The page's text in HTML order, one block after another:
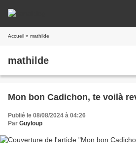
Accueil » mathilde
mathilde
Mon bon Cadichon, te voilà
Publié le 08/08/2024 à 04:26
Par Guyloup